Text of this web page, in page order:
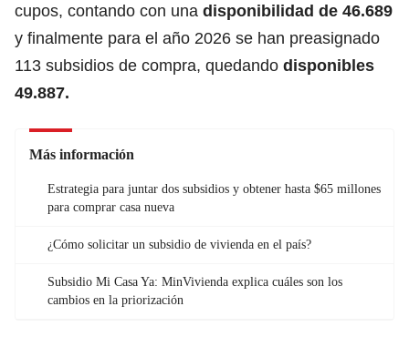
cupos, contando con una disponibilidad de 46.689
y finalmente para el año 2026 se han preasignado
113 subsidios de compra, quedando disponibles
49.887.
Más información
Estrategia para juntar dos subsidios y obtener hasta $65 millones
para comprar casa nueva
¿Cómo solicitar un subsidio de vivienda en el país?
Subsidio Mi Casa Ya: MinVivienda explica cuáles son los
cambios en la priorización